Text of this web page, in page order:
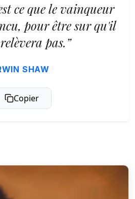
ce que le vainqueur
pour être sur qu'il
pas.”
SHAW
Copier